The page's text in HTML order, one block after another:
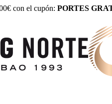
con el cupón: PORTES